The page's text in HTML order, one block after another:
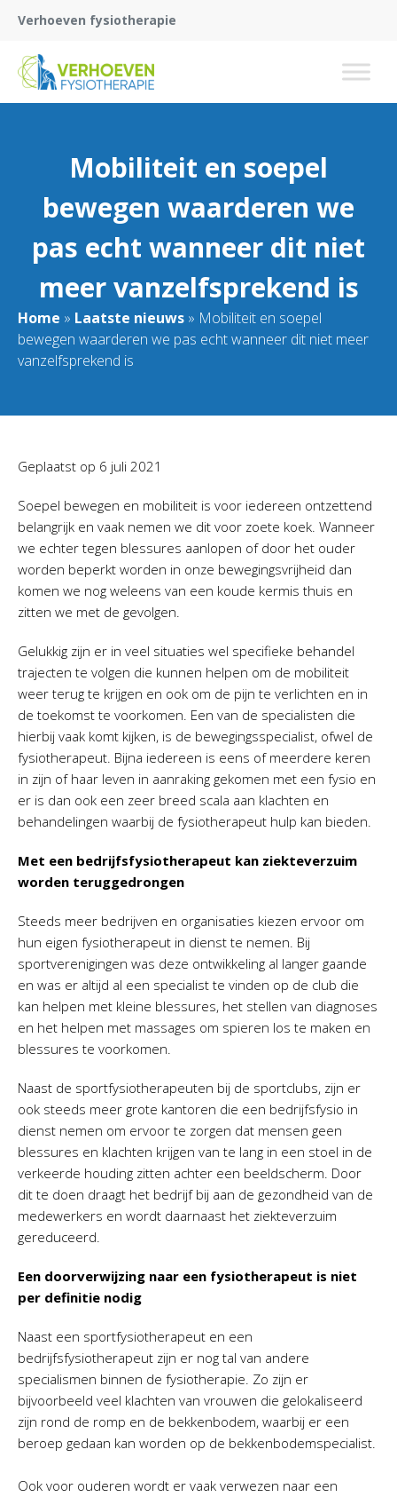
Verhoeven fysiotherapie
Mobiliteit en soepel
bewegen waarderen we
pas echt wanneer dit niet
meer vanzelfsprekend is
Home » Laatste nieuws » Mobiliteit en soepel
bewegen waarderen we pas echt wanneer dit niet meer
vanzelfsprekend is
Geplaatst op 6 juli 2021
Soepel bewegen en mobiliteit is voor iedereen ontzettend
belangrijk en vaak nemen we dit voor zoete koek. Wanneer
we echter tegen blessures aanlopen of door het ouder
worden beperkt worden in onze bewegingsvrijheid dan
komen we nog weleens van een koude kermis thuis en
zitten we met de gevolgen.
Gelukkig zijn er in veel situaties wel specifieke behandel
trajecten te volgen die kunnen helpen om de mobiliteit
weer terug te krijgen en ook om de pijn te verlichten en in
de toekomst te voorkomen. Een van de specialisten die
hierbij vaak komt kijken, is de bewegingsspecialist, ofwel de
fysiotherapeut. Bijna iedereen is eens of meerdere keren
in zijn of haar leven in aanraking gekomen met een fysio en
er is dan ook een zeer breed scala aan klachten en
behandelingen waarbij de fysiotherapeut hulp kan bieden.
Met een bedrijfsfysiotherapeut kan ziekteverzuim
worden teruggedrongen
Steeds meer bedrijven en organisaties kiezen ervoor om
hun eigen fysiotherapeut in dienst te nemen. Bij
sportverenigingen was deze ontwikkeling al langer gaande
en was er altijd al een specialist te vinden op de club die
kan helpen met kleine blessures, het stellen van diagnoses
en het helpen met massages om spieren los te maken en
blessures te voorkomen.
Naast de sportfysiotherapeuten bij de sportclubs, zijn er
ook steeds meer grote kantoren die een bedrijfsfysio in
dienst nemen om ervoor te zorgen dat mensen geen
blessures en klachten krijgen van te lang in een stoel in de
verkeerde houding zitten achter een beeldscherm. Door
dit te doen draagt het bedrijf bij aan de gezondheid van de
medewerkers en wordt daarnaast het ziekteverzuim
gereduceerd.
Een doorverwijzing naar een fysiotherapeut is niet
per definitie nodig
Naast een sportfysiotherapeut en een
bedrijfsfysiotherapeut zijn er nog tal van andere
specialismen binnen de fysiotherapie. Zo zijn er
bijvoorbeeld veel klachten van vrouwen die gelokaliseerd
zijn rond de romp en de bekkenbodem, waarbij er een
beroep gedaan kan worden op de bekkenbodemspecialist.
Ook voor ouderen wordt er vaak verwezen naar een